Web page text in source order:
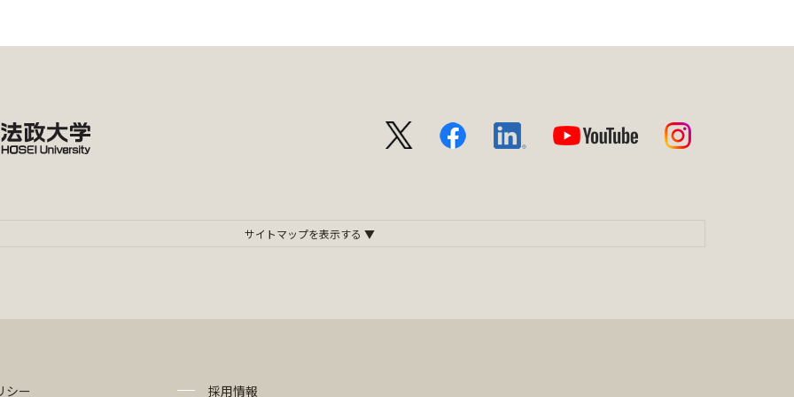
シー 採用情報